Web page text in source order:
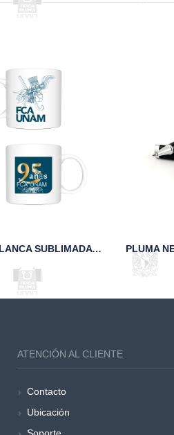
TAZA BLANCA SUBLIMADA FCA 95 ANIVERSARIO
ATENCIÓN AL CLIENTE
Contacto
Ubicación